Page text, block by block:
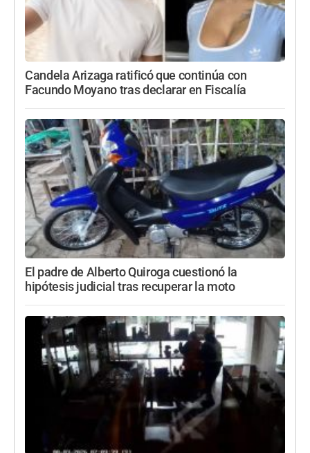
Candela Arizaga ratificó que continúa con
Facundo Moyano tras declarar en Fiscalía
El padre de Alberto Quiroga cuestionó la
hipótesis judicial tras recuperar la moto